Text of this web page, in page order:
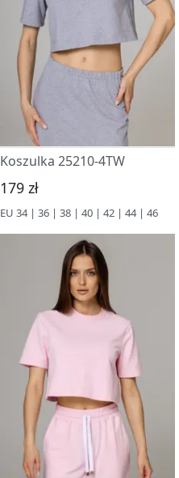
Koszulka 25210-4TW
179 zł
EU 34 | 36 | 38 | 40 | 42 | 44 | 46